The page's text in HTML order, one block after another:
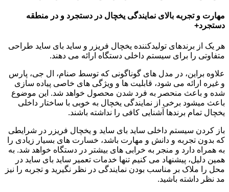
مهارت و تجربه بالای نمایندگی یخچال در دستجرد و در منطقه
دستجرد+
هر یک از برندهای تولیدکننده یخچال فریزر و ساید بای ساید طراحی
متفاوتی را برای سیستم داخلی دستگاه ارائه می دهند.
علاوه براین، در مدل های گوناگونی که توسط صنام، ال جی، پارس
و غیره ارائه می شود، قابلیت ها و ویژگی های خاصی پیاده سازی
شده و باعث منحصر به فرد شدن محصول خواهد شد. این موضوع
باعث میشود برخی از نمایندگی یخچال به خوبی با ساختار داخلی
یخچال تمام برندها آشنایی کافی را نداشته باشند.
باز کردن سیستم داخلی ساید بای ساید و یخچال فریزر در شرایطی
که بدون تجربه و دانش و مهارت باشد، خسارت های بسیار زیادی را
به همراه دارد و منجر به خرابی های بیشتر در دستگاه خواهد شد. به
همین دلیل، پیشنهاد می کنیم تنها خدمات تعمیر ساید بای ساید در
محل را ملاک بر مناسب بودن نمایندگی در نظر نگیرید و تجربه را نیز
مد نظر داشته باشید.